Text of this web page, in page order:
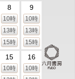
8
10時
13時
15時
9
10時
13時
15時
15
10時
16
10時